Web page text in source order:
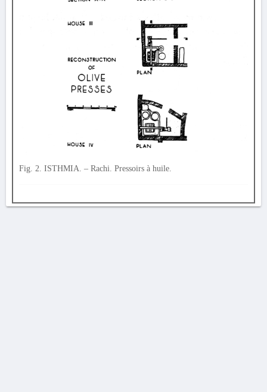
Fig. 2. ISTHMIA. – Rachi. Pressoirs à huile.